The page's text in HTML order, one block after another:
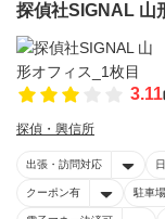
探偵社SIGNAL 山
3.11
探偵・興信所
出張・訪問対応
クーポン有 駐車